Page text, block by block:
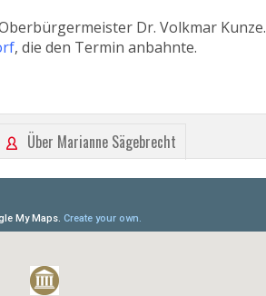
Dr. Volkmar Kunze.
, die den Termin anbahnte.
Über Marianne Sägebrecht